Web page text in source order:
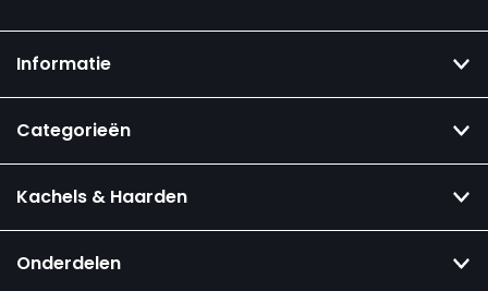
Informatie
Categorieën
Kachels & Haarden
Onderdelen